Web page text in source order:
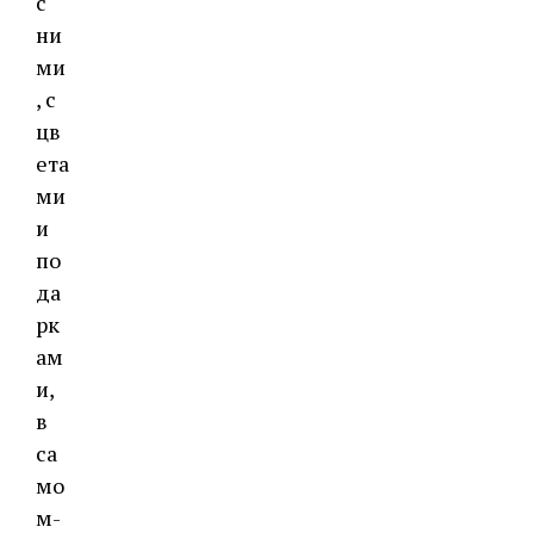
ни
ми
, с
цв
ета
ми
и
по
да
рк
ам
и,
в
са
мо
м-